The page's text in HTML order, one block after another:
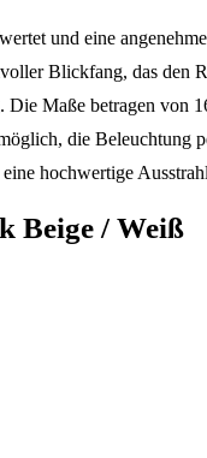
und eine
Blickfang, das den
Maße betragen von
die Beleuchtung
hochwertige
Beige / Weiß